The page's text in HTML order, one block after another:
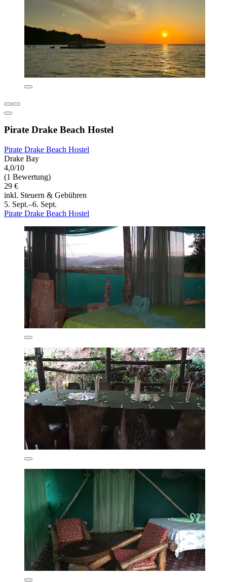
Pirate Drake Beach Hostel
Pirate Drake Beach Hostel
Drake Bay
4,0/10
(1 Bewertung)
29 €
inkl. Steuern & Gebühren
5. Sept.–6. Sept.
Pirate Drake Beach Hostel